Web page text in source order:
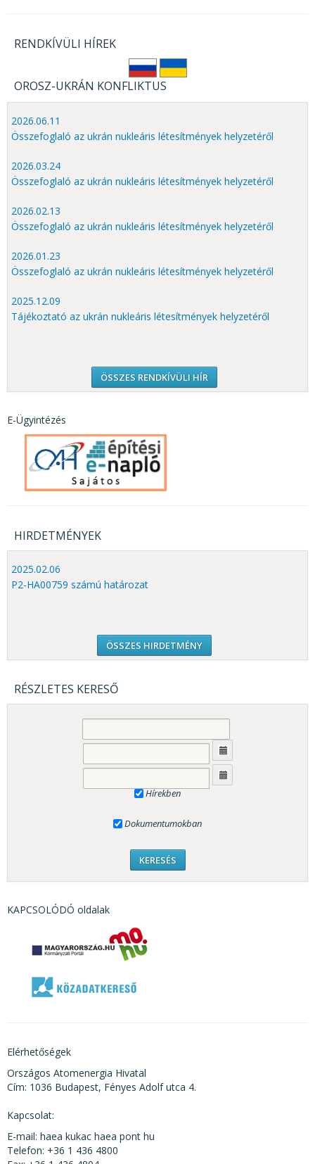
RENDKÍVÜLI HÍREK
OROSZ-UKRÁN KONFLIKTUS
2026.06.11
Összefoglaló az ukrán nukleáris létesítmények helyzetéről
2026.03.24
Összefoglaló az ukrán nukleáris létesítmények helyzetéről
2026.02.13
Összefoglaló az ukrán nukleáris létesítmények helyzetéről
2026.01.23
Összefoglaló az ukrán nukleáris létesítmények helyzetéről
2025.12.09
Tájékoztató az ukrán nukleáris létesítmények helyzetéről
ÖSSZES RENDKÍVÜLI HÍR
E-Ügyintézés
HIRDETMÉNYEK
2025.02.06
P2-HA00759 számú határozat
ÖSSZES HIRDETMÉNY
RÉSZLETES KERESŐ
Hírekben
Dokumentumokban
KAPCSOLÓDÓ oldalak
Elérhetőségek
Országos Atomenergia Hivatal
Cím: 1036 Budapest, Fényes Adolf utca 4.
Kapcsolat:
E-mail: haea kukac haea pont hu
Telefon: +36 1 436 4800